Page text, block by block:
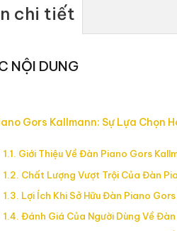
chi tiết
NỘI DUNG
Gors Kallmann: Sự Lựa Chọn
Giới Thiệu Về Đàn Piano Gors
Chất Lượng Vượt Trội Của Đàn
Lợi Ích Khi Sở Hữu Đàn Piano
Đánh Giá Của Người Dùng Về